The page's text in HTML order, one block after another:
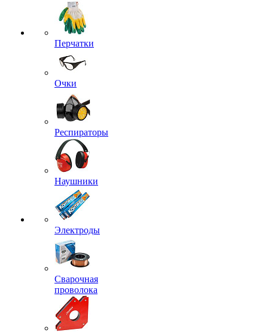
Перчатки
Очки
Респираторы
Наушники
Электроды
Сварочная
проволока